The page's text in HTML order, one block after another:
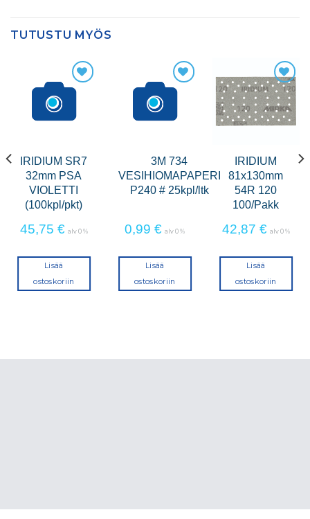
TUTUSTU MYÖS
IRIDIUM SR7
32mm PSA
VIOLETTI
(100kpl/pkt)
45,75 € alv 0 %
Lisää
ostoskoriin
3M 734
VESIHIOMAPAPERI
P240 # 25kpl/ltk
0,99€ alv 0 %
Lisää
ostoskoriin
IRIDIUM
81x130mm
54R 120
100/Pakk
42,87 € alv 0 %
Lisää
ostoskoriin